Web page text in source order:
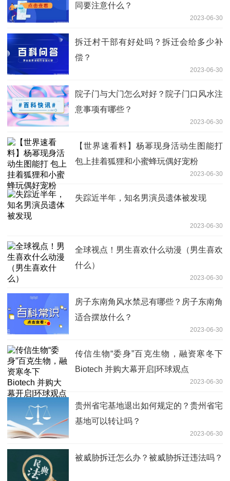
同要注意什么？
2023-06-30
拆迁村干部有好处吗？拆迁会给多少补
偿？
2023-06-30
院子门与大门怎么对好？院子门口风水注
意事项有哪些？
2023-06-30
【世界速看料】杨幂现身活动生图能打
包上挂着狐狸和小蜜蜂玩偶好宠粉
2023-06-30
失踪近半年，知名男演员遗体被发现
2023-06-30
全球视点！男生喜欢什么动漫（男生喜欢
什么）
2023-06-30
房子东南角风水禁忌有哪些？房子东南角
适合摆放什么？
2023-06-30
传信生物“委身”百克生物，融资寒冬下
Biotech 并购大幕开启|环球观点
2023-06-30
贵州省宅基地退出如何规定的？贵州省宅
基地可以转让吗？
2023-06-30
被威胁拆迁怎么办？被威胁拆迁违法吗？